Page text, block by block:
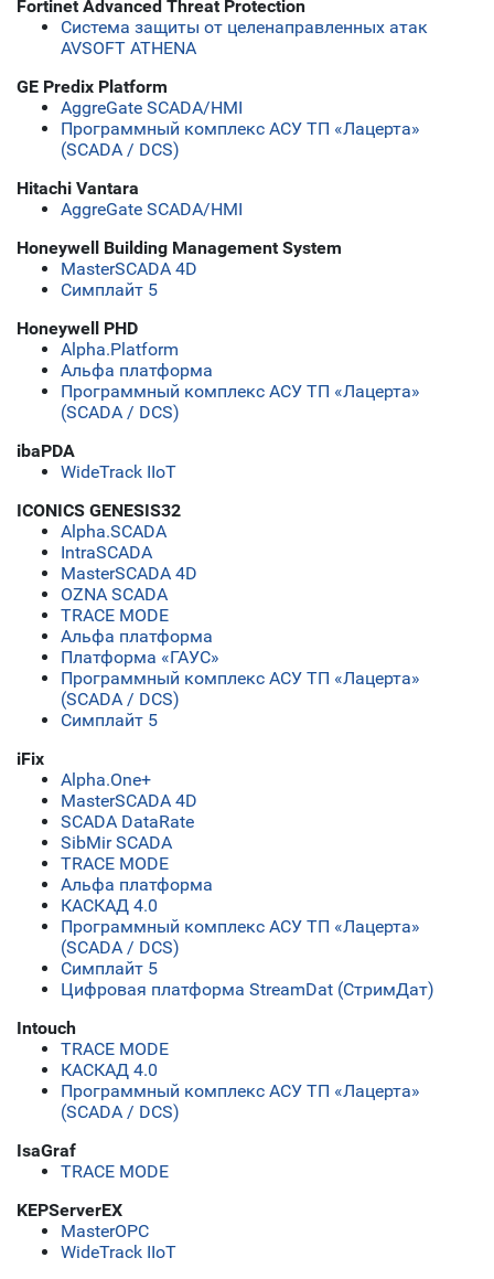
Fortinet Advanced Threat Protection
Система защиты от целенаправленных атак
AVSOFT ATHENA
GE Predix Platform
AggreGate SCADA/HMI
Программный комплекс АСУ ТП «Лацерта»
(SCADA / DCS)
Hitachi Vantara
AggreGate SCADA/HMI
Honeywell Building Management System
MasterSCADA 4D
Симплайт 5
Honeywell PHD
Alpha.Platform
Альфа платформа
Программный комплекс АСУ ТП «Лацерта»
(SCADA / DCS)
ibaPDA
WideTrack IIoT
ICONICS GENESIS32
Alpha.SCADA
IntraSCADA
MasterSCADA 4D
OZNA SCADA
TRACE MODE
Альфа платформа
Платформа «ГАУС»
Программный комплекс АСУ ТП «Лацерта»
(SCADA / DCS)
Симплайт 5
iFix
Alpha.One+
MasterSCADA 4D
SCADA DataRate
SibMir SCADA
TRACE MODE
Альфа платформа
КАСКАД 4.0
Программный комплекс АСУ ТП «Лацерта»
(SCADA / DCS)
Симплайт 5
Цифровая платформа StreamDat (СтримДат)
Intouch
TRACE MODE
КАСКАД 4.0
Программный комплекс АСУ ТП «Лацерта»
(SCADA / DCS)
IsaGraf
TRACE MODE
KEPServerEX
MasterOPC
WideTrack IIoT